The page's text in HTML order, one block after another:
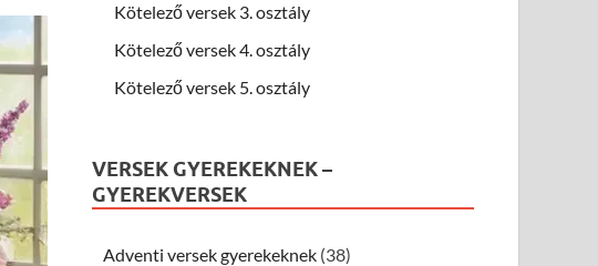
Kötelező versek 3. osztály
Kötelező versek 4. osztály
Kötelező versek 5. osztály
VERSEK GYEREKEKNEK –
GYEREKVERSEK
Adventi versek gyerekeknek (38)